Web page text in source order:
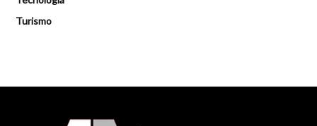
Turismo